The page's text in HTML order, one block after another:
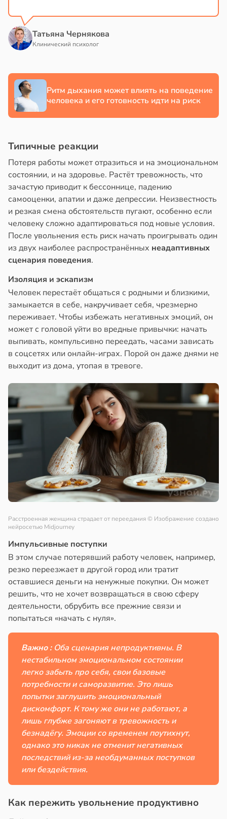
Татьяна Чернякова
Клинический психолог
Ритм дыхания может влиять на поведение
человека и его готовность идти на риск
Типичные реакции
Потеря работы может отразиться и на эмоциональном
состоянии, и на здоровье. Растёт тревожность, что
зачастую приводит к бессоннице, падению
самооценки, апатии и даже депрессии. Неизвестность
и резкая смена обстоятельств пугают, особенно если
человеку сложно адаптироваться под новые условия.
После увольнения есть риск начать проигрывать один
из двух наиболее распространённых неадаптивных
сценария поведения.
Изоляция и эскапизм
Человек перестаёт общаться с родными и близкими,
замыкается в себе, накручивает себя, чрезмерно
переживает. Чтобы избежать негативных эмоций, он
может с головой уйти во вредные привычки: начать
выпивать, компульсивно переедать, часами зависать
в соцсетях или онлайн-играх. Порой он даже днями не
выходит из дома, утопая в тревоге.
Расстроенная женщина страдает от переедания© Изображение создано
нейросетью Midjourney
Импульсивные поступки
В этом случае потерявший работу человек, например,
резко переезжает в другой город или тратит
оставшиеся деньги на ненужные покупки. Он может
решить, что не хочет возвращаться в свою сферу
деятельности, обрубить все прежние связи и
попытаться «начать с нуля».
Важно : Оба сценария непродуктивны. В
нестабильном эмоциональном состоянии
легко забыть про себя, свои базовые
потребности и саморазвитие. Это лишь
попытки заглушить эмоциональный
дискомфорт. К тому же они не работают, а
лишь глубже загоняют в тревожность и
безнадёгу. Эмоции со временем поутихнут,
однако это никак не отменит негативных
последствий из-за необдуманных поступков
или бездействия.
Как пережить увольнение продуктивно